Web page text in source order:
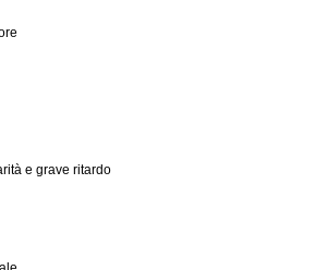
e grave ritardo